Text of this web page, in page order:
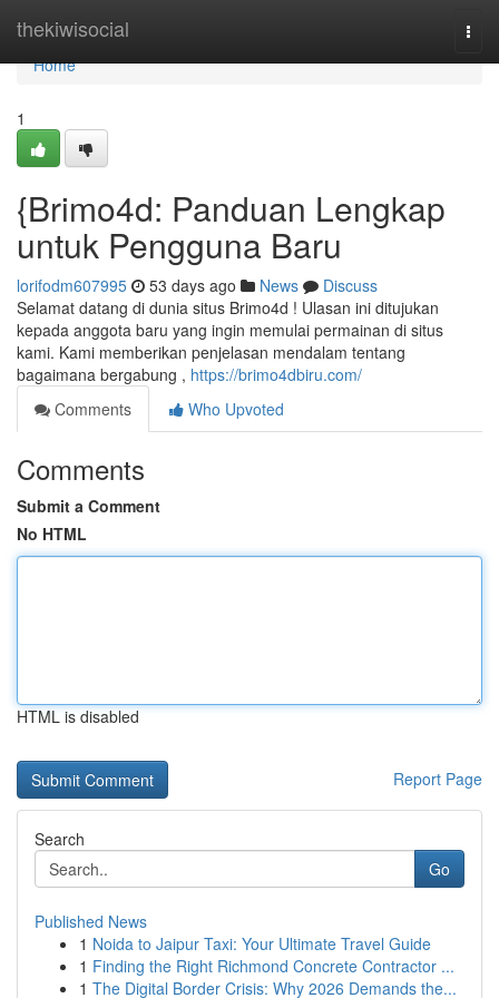
thekiwisocial
Home
Home
1
{Brimo4d: Panduan Lengkap
untuk Pengguna Baru
lorifodm607995 53 days ago News
Discuss
Selamat datang di dunia situs Brimo4d ! Ulasan ini ditujukan
kepada anggota baru yang ingin memulai permainan di situs
kami. Kami memberikan penjelasan mendalam tentang
bagaimana bergabung , https://brimo4dbiru.com/
Comments
Who Upvoted
Comments
Submit a Comment
No HTML
HTML is disabled
Report Page
Search
Go
Published News
1 Noida to Jaipur Taxi: Your Ultimate Travel Guide
1 Finding the Right Richmond Concrete Contractor ...
1 The Digital Border Crisis: Why 2026 Demands the...